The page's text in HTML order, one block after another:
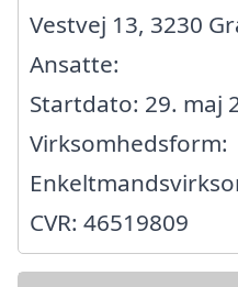
Vestvej 13, 3230
Ansatte:
Startdato: 29. maj
Virksomhedsform:
CVR: 46519809